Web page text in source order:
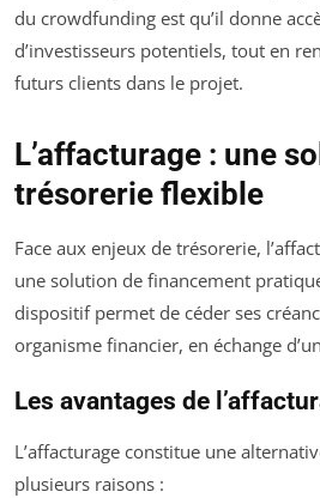
du crowdfunding est qu’il donne
d’investisseurs potentiels, tout en
futurs clients dans le projet.
L’affacturage : une
trésorerie flexible
Face aux enjeux de trésorerie,
une solution de financement
dispositif permet de céder ses
organisme financier, en échange
Les avantages de
L’affacturage constitue une
plusieurs raisons :